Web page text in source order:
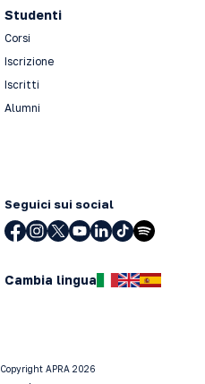
Studenti
Corsi
Iscrizione
Iscritti
Alumni
Seguici sui social
Cambia lingua
APRA 2026